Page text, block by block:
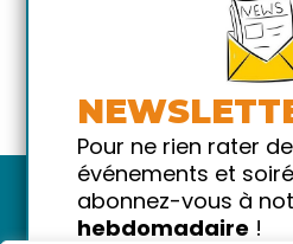
Pour ne rien rater
événements et
abonnez-vous à
hebdomadaire !